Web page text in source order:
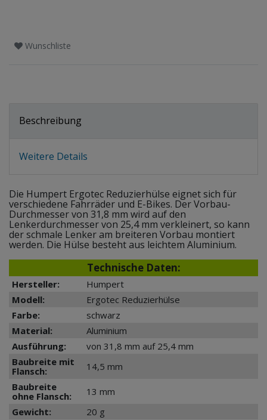
Wunschliste
Beschreibung
Weitere Details
Die Humpert Ergotec Reduzierhülse eignet sich für
verschiedene Fahrräder und E-Bikes. Der Vorbau-
Durchmesser von 31,8 mm wird auf den
Lenkerdurchmesser von 25,4 mm verkleinert, so kann
der schmale Lenker am breiteren Vorbau montiert
werden. Die Hülse besteht aus leichtem Aluminium.
Technische Daten:
Hersteller:
Humpert
Modell:
Ergotec Reduzierhülse
Farbe:
schwarz
Material:
Aluminium
Ausführung:
von 31,8 mm auf 25,4 mm
Baubreite mit
Flansch:
14,5 mm
Baubreite
ohne Flansch:
13 mm
Gewicht:
20 g